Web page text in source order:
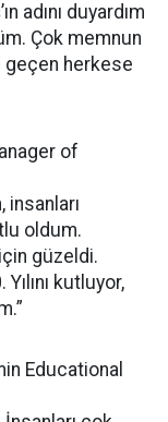
adını duyardım
Çok memnun
geçen herkese
of
insanları
oldum.
güzeldi.
kutluyor,
Educational